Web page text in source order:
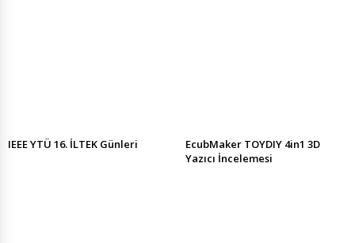
IEEE YTÜ 16. İLTEK Günleri
EcubMaker TOYDIY 4in1 3D
Yazıcı İncelemesi